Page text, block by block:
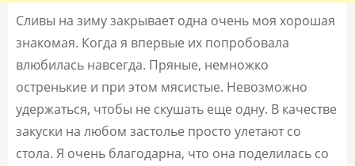
Сливы на зиму закрывает одна очень моя хорошая
знакомая. Когда я впервые их попробовала
влюбилась навсегда. Пряные, немножко
остренькие и при этом мясистые. Невозможно
удержаться, чтобы не скушать еще одну. В качестве
закуски на любом застолье просто улетают со
стола. Я очень благодарна, что она поделилась со